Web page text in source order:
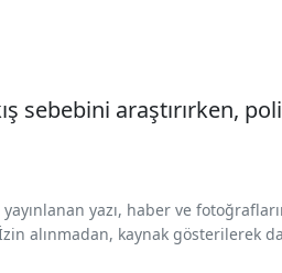
sebebini araştırırken,
yazı, haber ve
alınmadan, kaynak gösterilerek